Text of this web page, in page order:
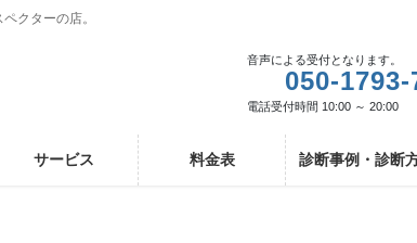
クターの店。
音声による受付となります。
050-1793-
電話受付時間 10:00 ～ 20:00
サービス 料金表 診断事例・診断